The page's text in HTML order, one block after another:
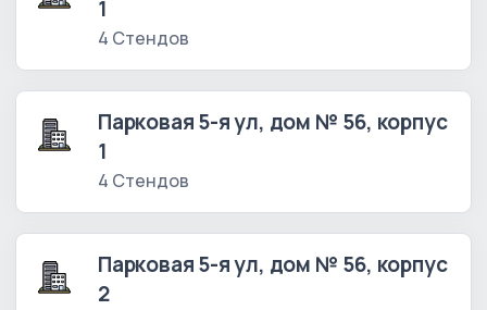
1
4 Стендов
Парковая 5-я ул, дом № 56, корпус
1
4 Стендов
Парковая 5-я ул, дом № 56, корпус
2